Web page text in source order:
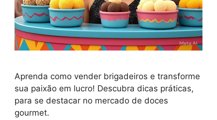
Aprenda como vender brigadeiros e transforme
sua paixão em lucro! Descubra dicas práticas,
para se destacar no mercado de doces
gourmet.